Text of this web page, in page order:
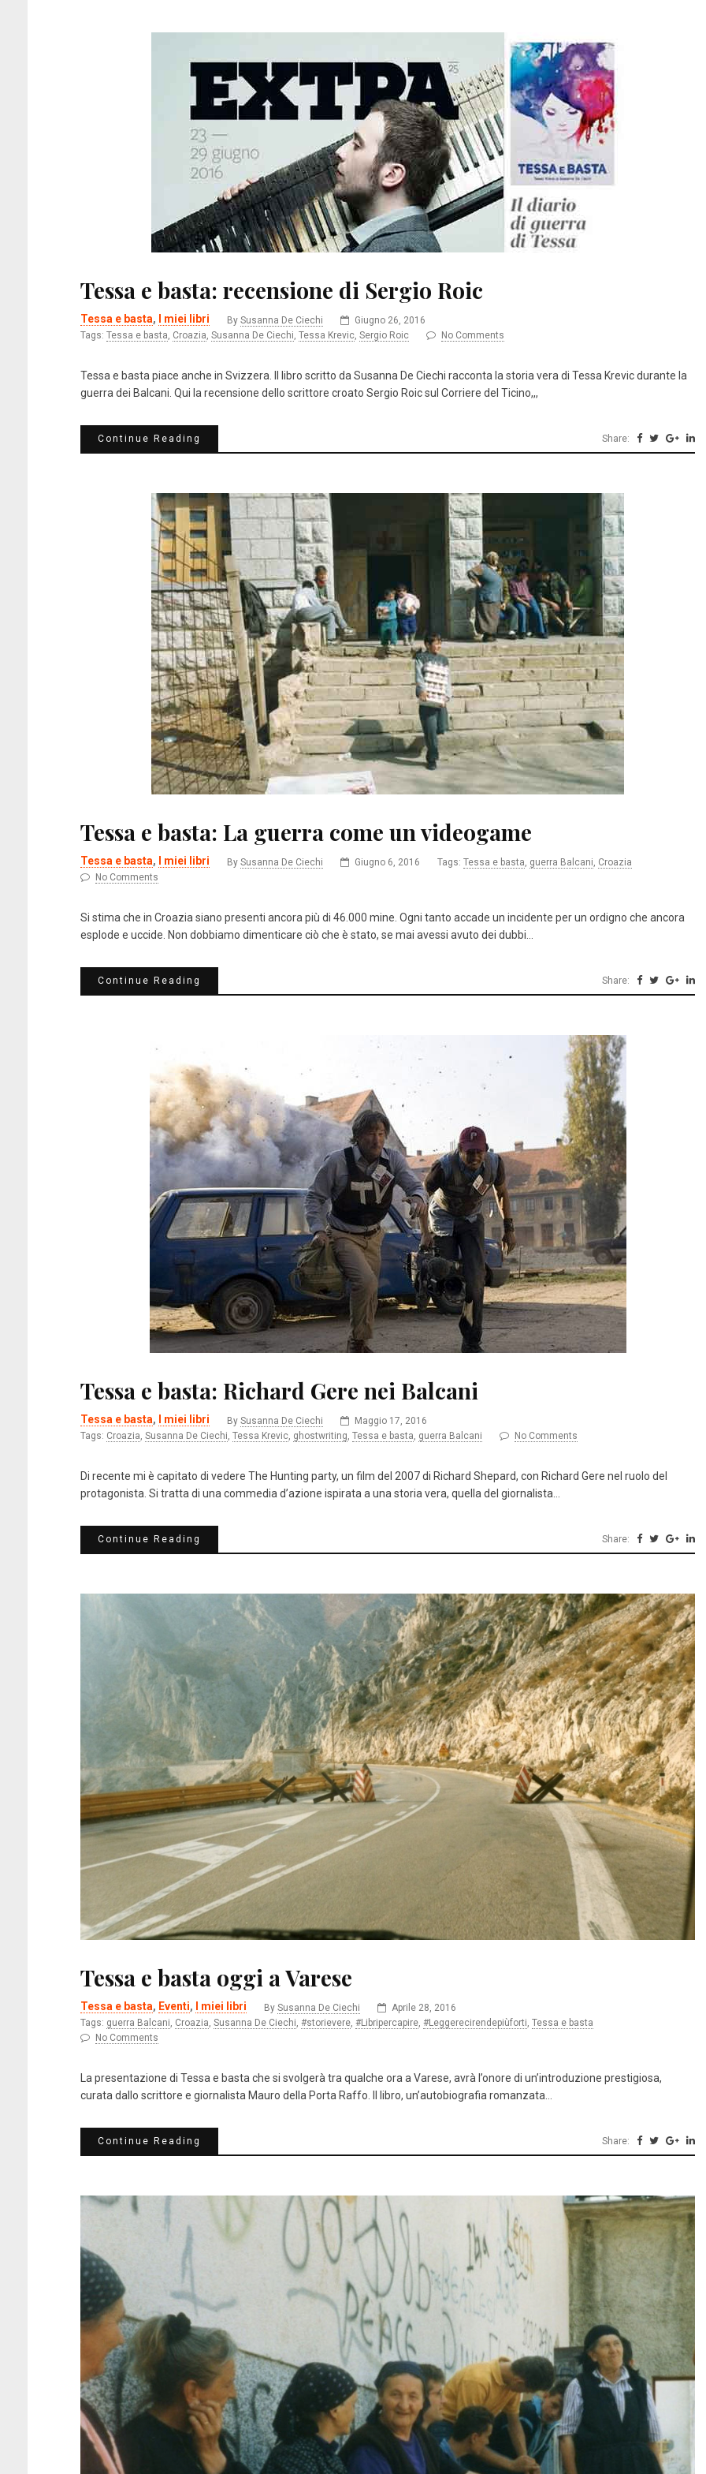
Tessa e basta: recensione di Sergio Roic
Tessa e basta, I miei libri By Susanna De Ciechi
Giugno 26, 2016
Tags: Tessa e basta, Croazia, Susanna De Ciechi, Tessa Krevic, Sergio Roic No Comments
Tessa e basta piace anche in Svizzera. Il libro scritto da Susanna De Ciechi racconta la storia vera di Tessa Krevic durante la
guerra dei Balcani. Qui la recensione dello scrittore croato Sergio Roic sul Corriere del Ticino,,,
Continue Reading Share:
Tessa e basta: La guerra come un videogame
Tessa e basta, I miei libri By Susanna De Ciechi Giugno 6, 2016 Tags: Tessa e basta, guerra Balcani, Croazia
No Comments
Si stima che in Croazia siano presenti ancora più di 46.000 mine. Ogni tanto accade un incidente per un ordigno che ancora
esplode e uccide. Non dobbiamo dimenticare ciò che è stato, se mai avessi avuto dei dubbi…
Continue Reading Share:
Tessa e basta: Richard Gere nei Balcani
Tessa e basta, I miei libri By Susanna De Ciechi
Maggio 17, 2016
Tags: Croazia, Susanna De Ciechi, Tessa Krevic, ghostwriting, Tessa e basta, guerra Balcani No Comments
Di recente mi è capitato di vedere The Hunting party, un film del 2007 di Richard Shepard, con Richard Gere nel ruolo del
protagonista. Si tratta di una commedia d’azione ispirata a una storia vera, quella del giornalista…
Continue Reading Share:
Tessa e basta oggi a Varese
Tessa e basta, Eventi, I miei libri By Susanna De Ciechi
Aprile 28, 2016
Tags: guerra Balcani, Croazia, Susanna De Ciechi, #storievere, #Libripercapire, #Leggerecirendepiùforti, Tessa e basta
No Comments
La presentazione di Tessa e basta che si svolgerà tra qualche ora a Varese, avrà l’onore di un’introduzione prestigiosa,
curata dallo scrittore e giornalista Mauro della Porta Raffo. Il libro, un’autobiografia romanzata…
Continue Reading Share:
La regola dell’eccesso
Amazon
MondadoriStore
Tessa e basta
MondadoriStore La Feltrinelli IBS